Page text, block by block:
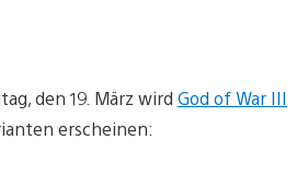
den 19. März wird God of War III
erscheinen: